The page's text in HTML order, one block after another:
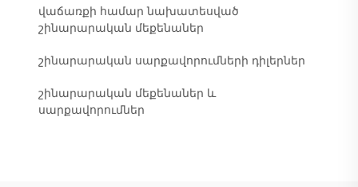
վաճառքի համար նախատեսված
շինարարական մեքենաներ
շինարարական սարքավորումների դիլերներ
շինարարական մեքենաներ և
սարքավորումներ